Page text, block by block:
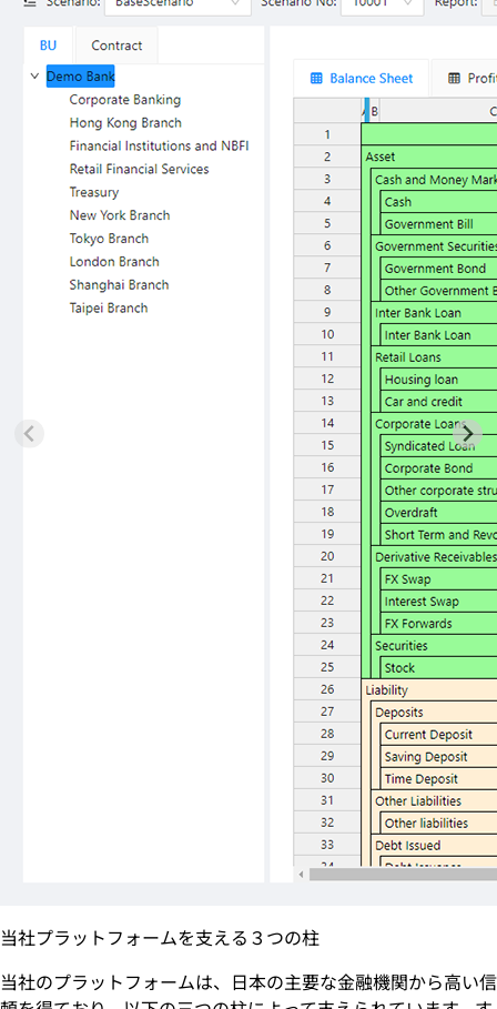
当社プラットフォームを支える３つの柱
当社のプラットフォームは、日本の主要な金融機関から高い信